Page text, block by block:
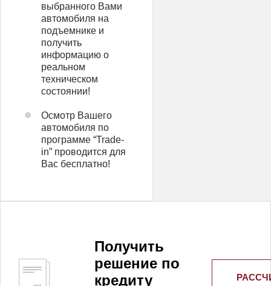
выбранного Вами
автомобиля на
подъемнике и
получить
информацию о
реальном
техническом
состоянии!
Осмотр Вашего
автомобиля по
программе “Trade-
in” проводится для
Вас бесплатно!
Получить
решение по
кредиту